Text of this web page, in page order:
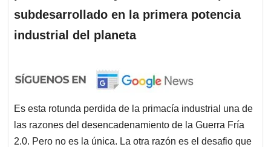
subdesarrollado en la primera potencia
industrial del planeta
Es esta rotunda perdida de la primacía industrial una de
las razones del desencadenamiento de la Guerra Fría
2.0. Pero no es la única. La otra razón es el desafio que